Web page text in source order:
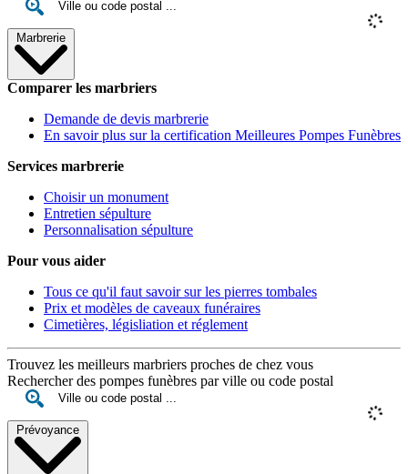
Marbrerie
Comparer les marbriers
Demande de devis marbrerie
En savoir plus sur la certification Meilleures Pompes Funèbres
Services marbrerie
Choisir un monument
Entretien sépulture
Personnalisation sépulture
Pour vous aider
Tous ce qu'il faut savoir sur les pierres tombales
Prix et modèles de caveaux funéraires
Cimetières, législiation et réglement
Trouvez les meilleurs marbriers proches de chez vous
Rechercher des pompes funèbres par ville ou code postal
Prévoyance